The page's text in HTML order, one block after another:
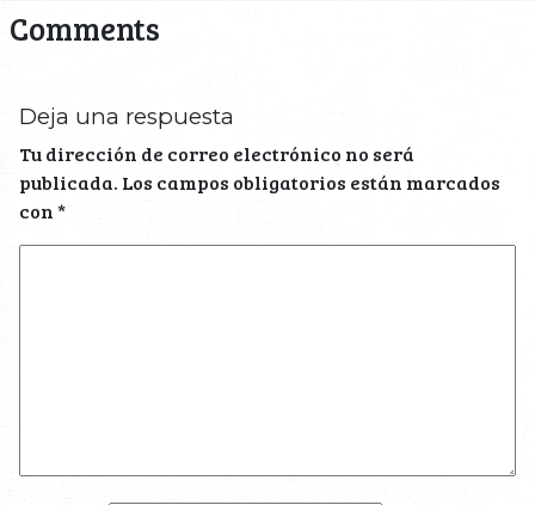
Comments
Deja una respuesta
Tu dirección de correo electrónico no será
publicada. Los campos obligatorios están marcados
con*